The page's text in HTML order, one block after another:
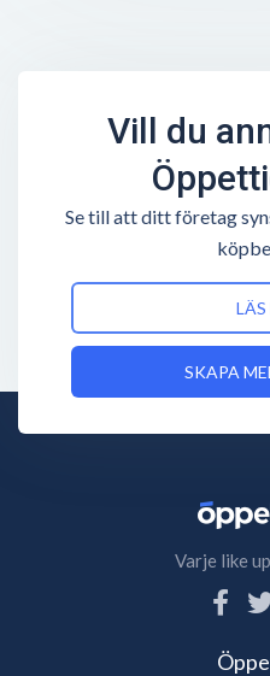
Vill du
Se till att ditt företag
LÄS
SKAPA
Varje like